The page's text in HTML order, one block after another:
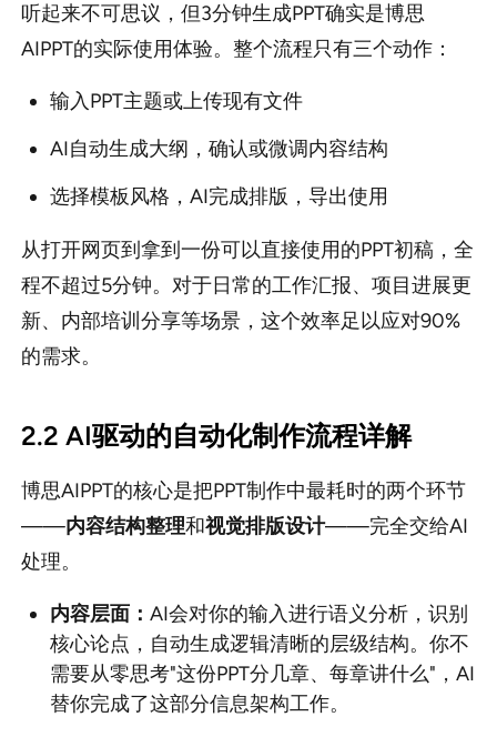
听起来不可思议，但3分钟生成PPT确实是博思
AIPPT的实际使用体验。整个流程只有三个动作：
输入PPT主题或上传现有文件
AI自动生成大纲，确认或微调内容结构
选择模板风格，AI完成排版，导出使用
从打开网页到拿到一份可以直接使用的PPT初稿，全
程不超过5分钟。对于日常的工作汇报、项目进展更
新、内部培训分享等场景，这个效率足以应对90%
的需求。
2.2 AI驱动的自动化制作流程详解
博思AIPPT的核心是把PPT制作中最耗时的两个环节
——内容结构整理和视觉排版设计——完全交给AI
处理。
内容层面： AI会对你的输入进行语义分析，识别
核心论点，自动生成逻辑清晰的层级结构。你不
需要从零思考"这份PPT分几章、每章讲什么"，AI
替你完成了这部分信息架构工作。